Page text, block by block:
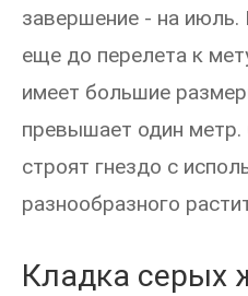
завершение - на
еще до перелета к
имеет большие
превышает один
строят гнездо с
разнообразного
Кладка серых